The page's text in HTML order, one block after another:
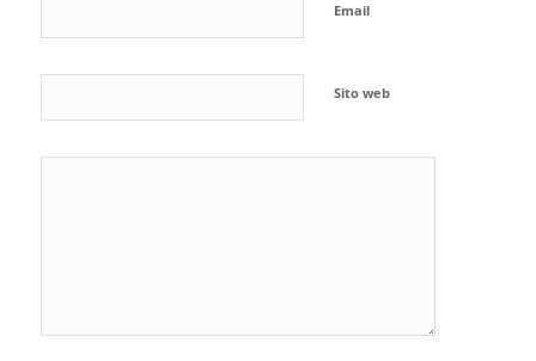
Email
Sito web